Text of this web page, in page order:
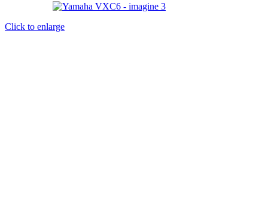
Click to enlarge